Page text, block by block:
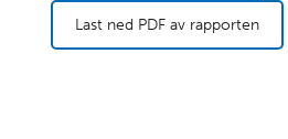
Last ned PDF av rapporten